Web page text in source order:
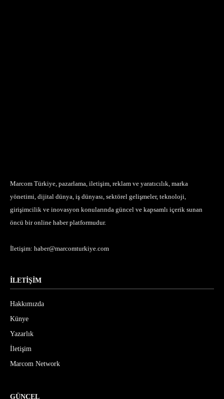
Marcom Türkiye, pazarlama, iletişim, reklam ve yaratıcılık, marka
yönetimi, dijital dünya, iş dünyası, sektörel gelişmeler, teknoloji,
girişimcilik ve inovasyon konularında güncel ve kapsamlı içerik sunan
öncü bir online haber platformudur.
İletişim: haber@marcomturkiye.com
İLETİŞİM
Hakkımızda
Künye
Yazarlık
İletişim
Marcom Network
GÜNCEL